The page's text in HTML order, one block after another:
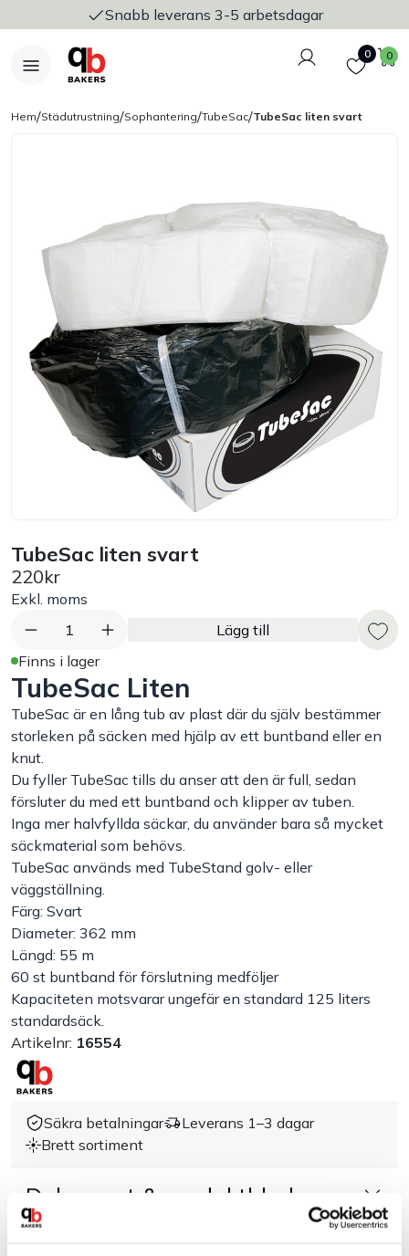
Snabb leverans 3-5 arbetsdagar
Logga in
Favoriter
0 0
Bakers Pureline
Bageriplåtar & bakformar
Stickvagnar & transport
Utensilier
Bord
Råvaruhantering & lagring
Arbetskläder
Plåtbyte
Monin
Handla efter bransch
Varumärken
Outlet
Om Bakers
Kundtjänst
Kontakt
Hem/Städutrustning/Sophantering/TubeSac/TubeSac liten svart
TubeSac liten svart
220kr
Exkl. moms
1
Lägg till
Finns i lager
TubeSac Liten
TubeSac är en lång tub av plast där du själv bestämmer
storleken på säcken med hjälp av ett buntband eller en
knut.
Du fyller TubeSac tills du anser att den är full, sedan
försluter du med ett buntband och klipper av tuben.
Inga mer halvfyllda säckar, du använder bara så mycket
säckmaterial som behövs.
TubeSac används med TubeStand golv- eller
väggställning.
Färg: Svart
Diameter: 362 mm
Längd: 55 m
60 st buntband för förslutning medföljer
Kapaciteten motsvarar ungefär en standard 125 liters
standardsäck.
Artikelnr: 16554
Säkra betalningar
Leverans 1–3 dagar
Brett sortiment
Dokument & produktblad